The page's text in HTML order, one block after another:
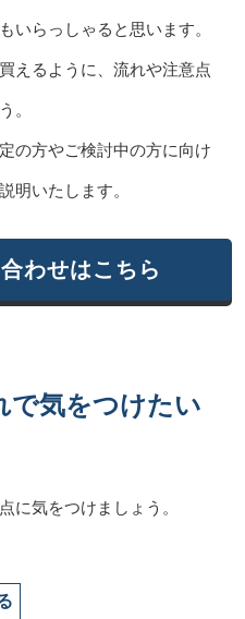
いらっしゃると思います。
えるように、流れや注意点
。
の方やご検討中の方に向け
明いたします。
わせはこちら
で気をつけたい
に気をつけましょう。